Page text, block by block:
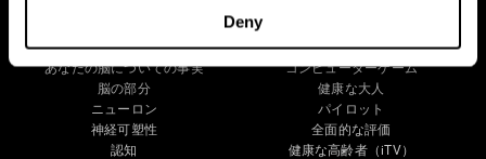
Deny
心と脳
あなたの脳についての事実
脳の部分
ニューロン
神経可塑性
認知
デジタル治療法の検証
コンピューターゲーム
健康な大人
パイロット
全面的な評価
健康な高齢者（iTV）